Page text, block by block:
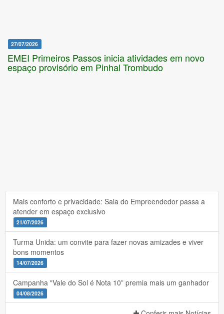
27/07/2026
EMEI Primeiros Passos inicia atividades em novo
espaço provisório em Pinhal Trombudo
Mais conforto e privacidade: Sala do Empreendedor passa a
atender em espaço exclusivo
21/07/2026
Turma Unida: um convite para fazer novas amizades e viver
bons momentos
14/07/2026
Campanha "Vale do Sol é Nota 10” premia mais um ganhador
04/08/2026